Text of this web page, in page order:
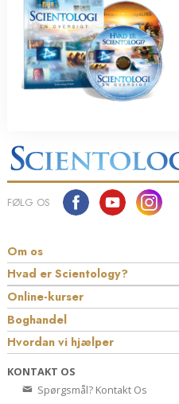
FØLG OS
Om os
Hvad er Scientology?
Online-kurser
Boghandel
Hvordan vi hjælper
KONTAKT OS
Spørgsmål? Kontakt Os